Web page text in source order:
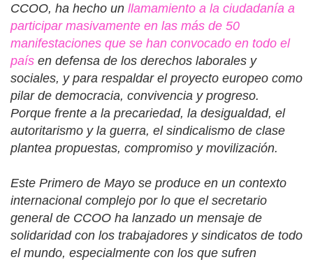
CCOO, ha hecho un llamamiento a la ciudadanía a
participar masivamente en las más de 50
manifestaciones que se han convocado en todo el
país en defensa de los derechos laborales y
sociales, y para respaldar el proyecto europeo como
pilar de democracia, convivencia y progreso.
Porque frente a la precariedad, la desigualdad, el
autoritarismo y la guerra, el sindicalismo de clase
plantea propuestas, compromiso y movilización.
Este Primero de Mayo se produce en un contexto
internacional complejo por lo que el secretario
general de CCOO ha lanzado un mensaje de
solidaridad con los trabajadores y sindicatos de todo
el mundo, especialmente con los que sufren